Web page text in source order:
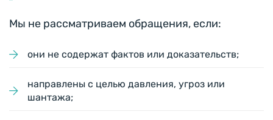
Мы не рассматриваем обращения, если:
они не содержат фактов или доказательств;
направлены с целью давления, угроз или
шантажа;